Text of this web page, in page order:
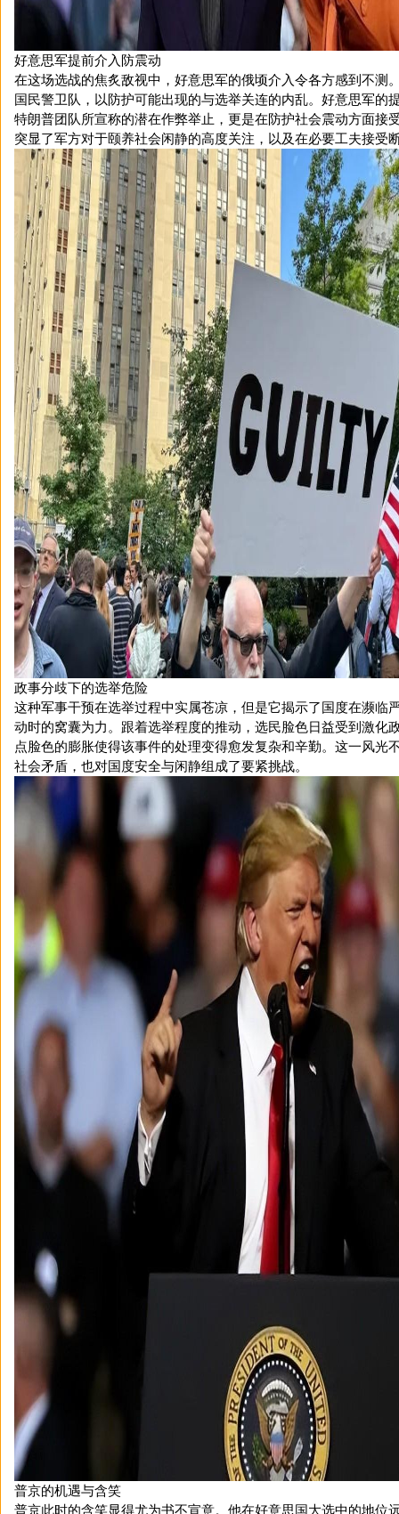
好意思军提前介入防震动
在这场选战的焦炙敌视中，好意思军的俄顷介入令各方感到不测
国民警卫队，以防护可能出现的与选举关连的内乱。好意思军的
特朗普团队所宣称的潜在作弊举止，更是在防护社会震动方面接
突显了军方对于颐养社会闲静的高度关注，以及在必要工夫接受
政事分歧下的选举危险
这种军事干预在选举过程中实属苍凉，但是它揭示了国度在濒临
动时的窝囊为力。跟着选举程度的推动，选民脸色日益受到激化
点脸色的膨胀使得该事件的处理变得愈发复杂和辛勤。这一风光
社会矛盾，也对国度安全与闲静组成了要紧挑战。
普京的机遇与含笑
普京此时的含笑显得尤为书不宣意。他在好意思国大选中的地位